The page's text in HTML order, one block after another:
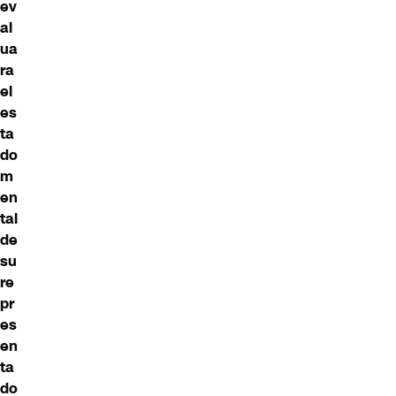
ev
al
ua
ra
el
es
ta
do
m
en
tal
de
su
re
pr
es
en
ta
do